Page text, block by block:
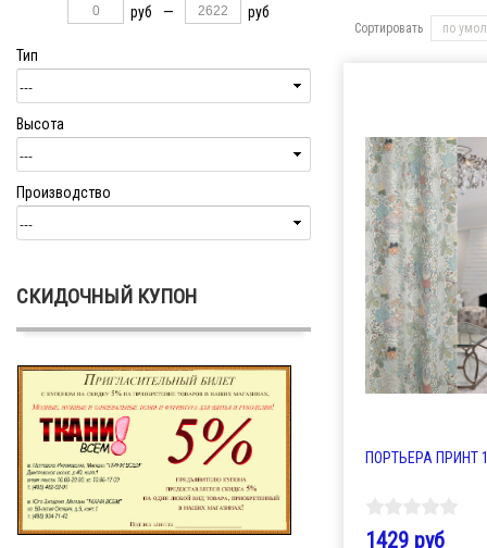
руб — руб
Тип
Высота
Производство
СКИДОЧНЫЙ КУПОН
Сортировать по
ПОРТЬЕРА ПРИНТ
1429 руб